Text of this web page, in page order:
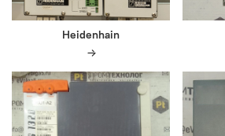
Heidenhain